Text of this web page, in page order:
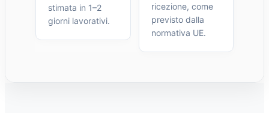
stimata in 1–2
giorni lavorativi.
ricezione, come
previsto dalla
normativa UE.